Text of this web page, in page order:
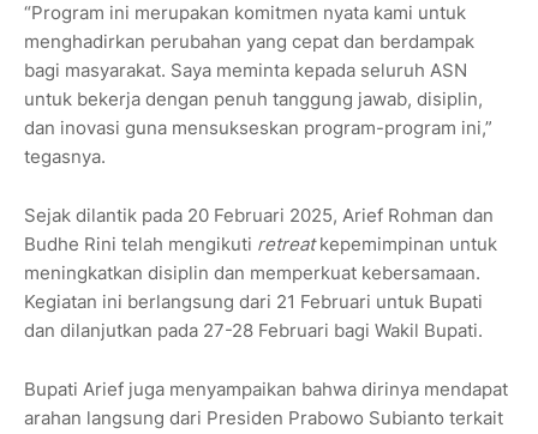
“Program ini merupakan komitmen nyata kami untuk
menghadirkan perubahan yang cepat dan berdampak
bagi masyarakat. Saya meminta kepada seluruh ASN
untuk bekerja dengan penuh tanggung jawab, disiplin,
dan inovasi guna mensukseskan program-program ini,”
tegasnya.
Sejak dilantik pada 20 Februari 2025, Arief Rohman dan
Budhe Rini telah mengikuti retreatkepemimpinan untuk
meningkatkan disiplin dan memperkuat kebersamaan.
Kegiatan ini berlangsung dari 21 Februari untuk Bupati
dan dilanjutkan pada 27-28 Februari bagi Wakil Bupati.
Bupati Arief juga menyampaikan bahwa dirinya mendapat
arahan langsung dari Presiden Prabowo Subianto terkait